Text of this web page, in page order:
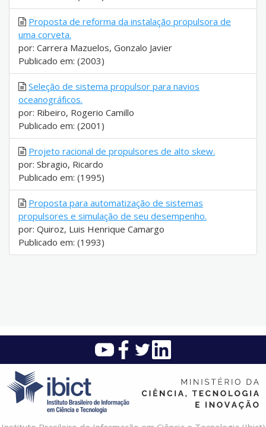
Proposta de reforma da instalação propulsora de
uma corveta.
por: Carrera Mazuelos, Gonzalo Javier
Publicado em: (2003)
Seleção de sistema propulsor para navios
oceanográficos.
por: Ribeiro, Rogerio Camillo
Publicado em: (2001)
Projeto racional de propulsores de alto skew.
por: Sbragio, Ricardo
Publicado em: (1995)
Proposta para automatização de sistemas
propulsores e simulação de seu desempenho.
por: Quiroz, Luis Henrique Camargo
Publicado em: (1993)